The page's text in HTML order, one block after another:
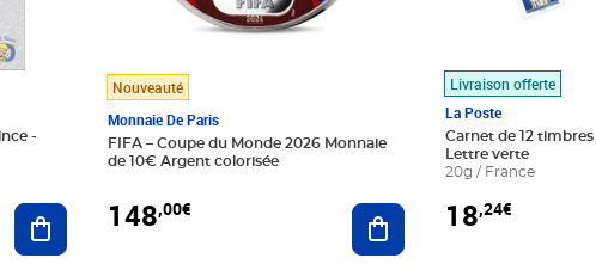
-
Ajouter au panier
Nouveauté
Monnaie De Paris
FIFA – Coupe du Monde 2026 Monnaie
de 10€ Argent colorisée
148,00€ Ajouter au panier
Livraison offerte
La Poste
Carnet de 12
Lettre verte
20g / France
18,24€